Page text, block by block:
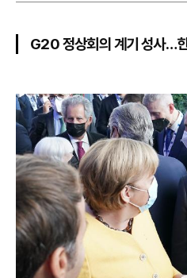
G20 정상회의 계기 성사…